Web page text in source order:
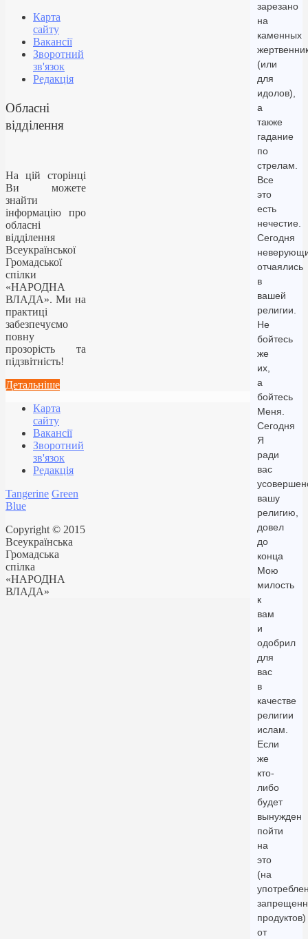
зарезано
на
каменных
(или
для
идолов),
а
также
гадание
по
стрелам.
Все
это
есть
нечестие.
Сегодня
отчаялись
в
вашей
религии.
Не
бойтесь
же
их,
а
бойтесь
Меня.
Сегодня
Я
ради
вас
вашу
религию,
довел
до
конца
Мою
милость
к
вам
и
одобрил
для
вас
в
качестве
религии
ислам.
Если
же
кто-
либо
будет
вынужден
пойти
на
это
(на
продуктов)
от
Карта
сайту
Вакансії
Зворотний
зв'язок
Редакція
Обласні
відділення
На цій сторінці
Ви можете
знайти
інформацію про
обласні
відділення
Всеукраїнської
Громадської
спілки
«НАРОДНА
ВЛАДА». Ми на
практиці
забезпечуємо
повну
прозорість та
підзвітність!
Детальніше
Карта
сайту
Вакансії
Зворотний
зв'язок
Редакція
Tangerine Green
Blue
Copyright © 2015
Всеукраїнська
Громадська
спілка
«НАРОДНА
ВЛАДА»